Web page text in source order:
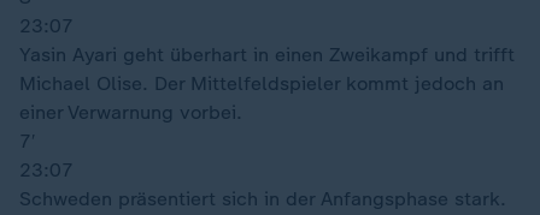
23:07
Yasin Ayari geht überhart in einen Zweikampf und trifft
Michael Olise. Der Mittelfeldspieler kommt jedoch an
einer Verwarnung vorbei.
7′
23:07
Schweden präsentiert sich in der Anfangsphase stark.